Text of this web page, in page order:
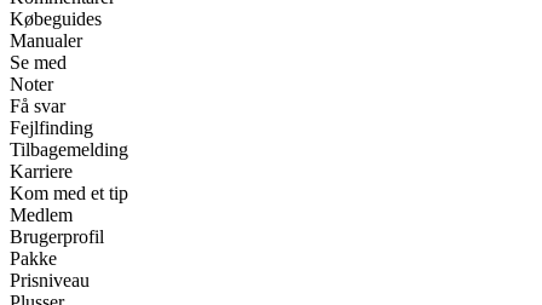
Købeguides
Manualer
Se med
Noter
Få svar
Fejlfinding
Tilbagemelding
Karriere
Kom med et tip
Medlem
Brugerprofil
Pakke
Prisniveau